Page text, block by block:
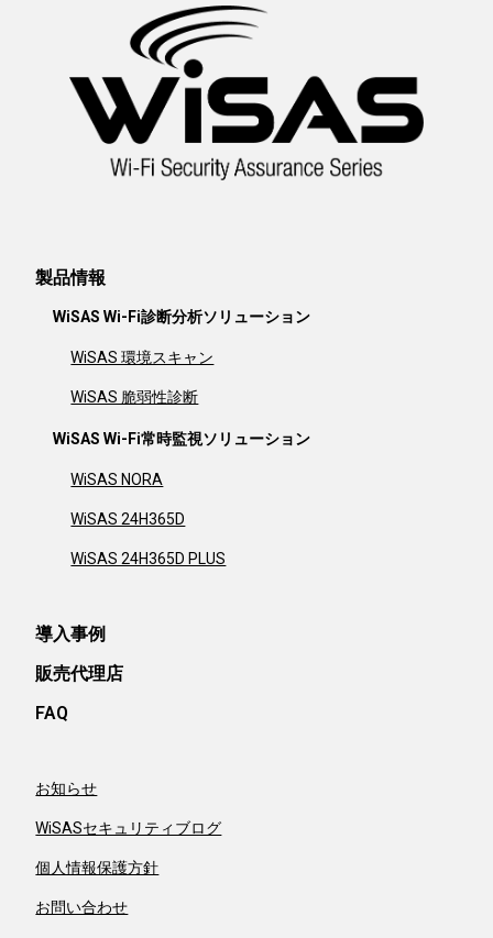
製品情報
WiSAS Wi-Fi診断分析ソリューション
WiSAS 環境スキャン
WiSAS 脆弱性診断
WiSAS Wi-Fi常時監視ソリューション
WiSAS NORA
WiSAS 24H365D
WiSAS 24H365D PLUS
導入事例
販売代理店
FAQ
お知らせ
WiSASセキュリティブログ
個人情報保護方針
お問い合わせ